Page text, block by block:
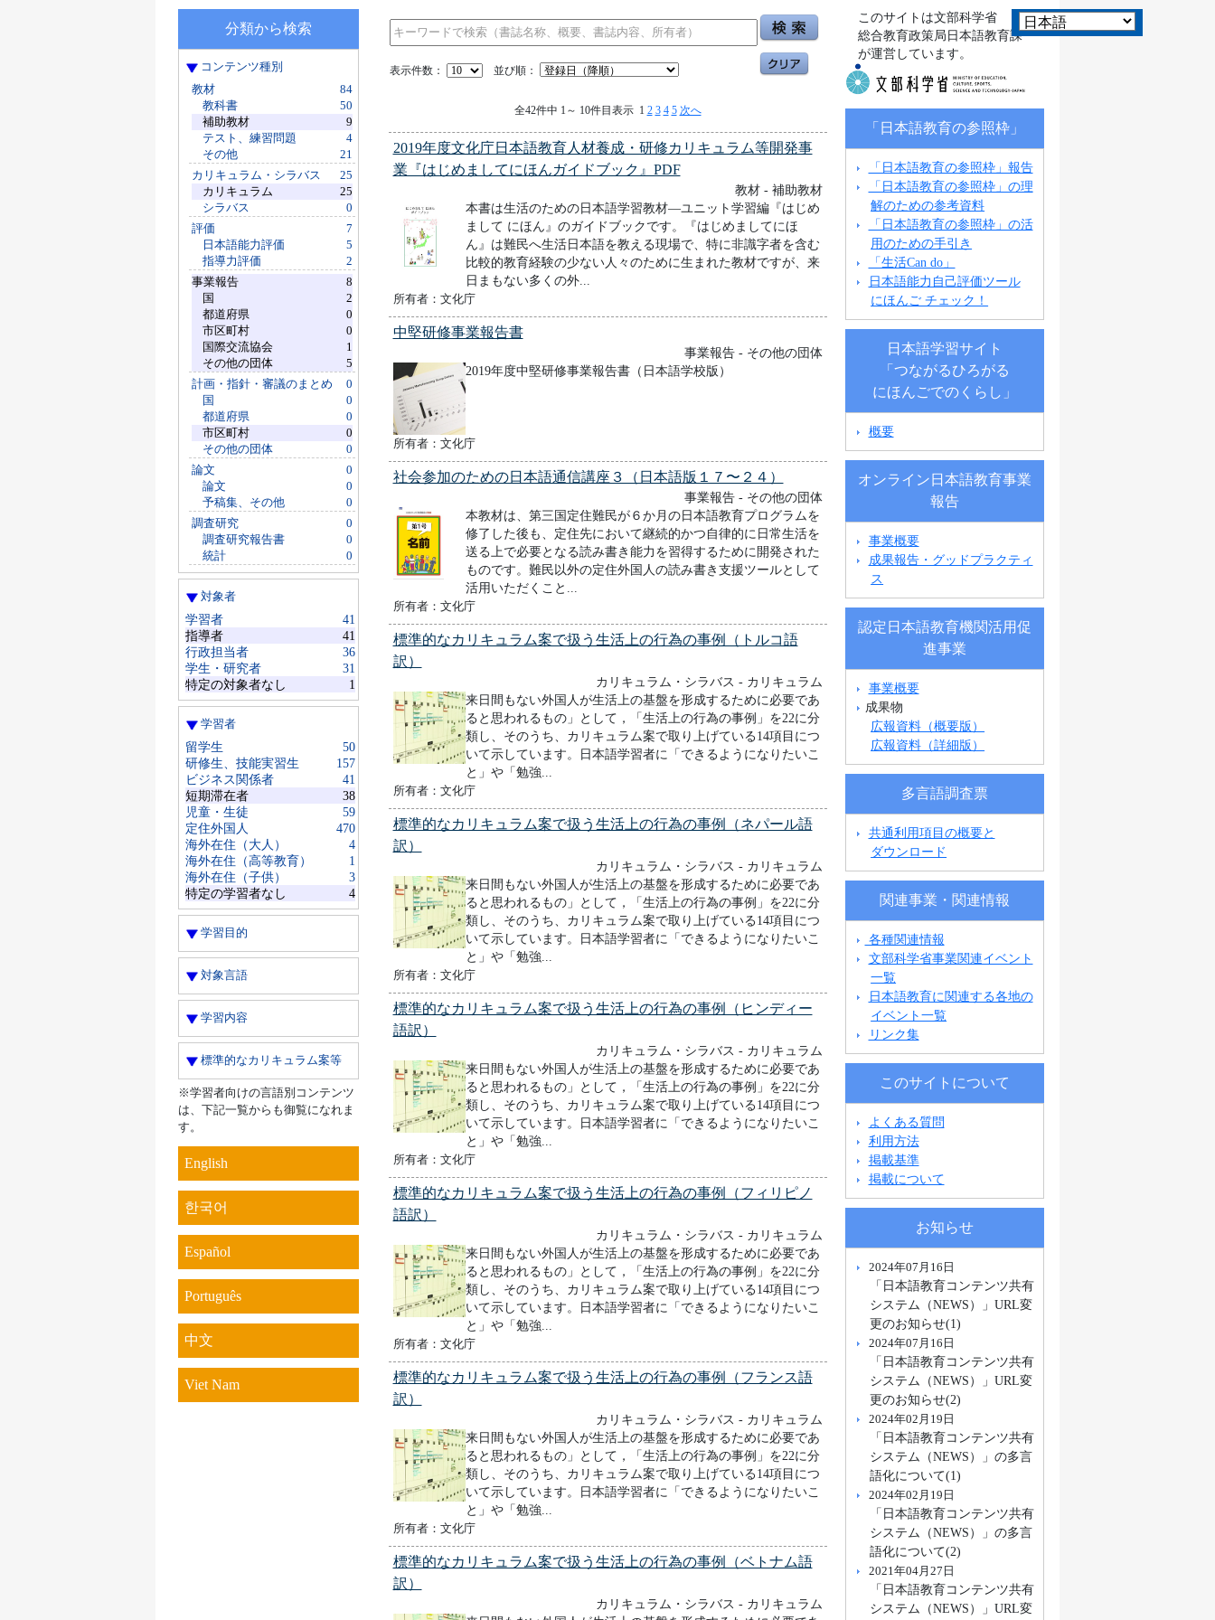
分類から検索
コンテンツ種別
教材
84
教科書
50
補助教材
9
テスト、練習問題
4
その他
21
カリキュラム・シラバス
25
カリキュラム
25
シラバス
0
評価
7
日本語能力評価
5
指導力評価
2
事業報告
8
国
2
都道府県
0
市区町村
0
国際交流協会
1
その他の団体
5
計画・指針・審議のまとめ
0
国
0
都道府県
0
市区町村
0
その他の団体
0
論文
0
論文
0
予稿集、その他
0
調査研究
0
調査研究報告書
0
統計
0
対象者
学習者
41
指導者
41
行政担当者
36
学生・研究者
31
特定の対象者なし
1
学習者
留学生
50
研修生、技能実習生
157
ビジネス関係者
41
短期滞在者
38
児童・生徒
59
定住外国人
470
海外在住（大人）
4
海外在住（高等教育）
1
海外在住（子供）
3
特定の学習者なし
4
学習目的
対象言語
学習内容
標準的なカリキュラム案等
※学習者向けの言語別コンテンツ
は、下記一覧からも御覧になれま
す。
English
한국어
Español
Português
中文
Viet Nam
表示件数： 並び順：
全42件中 1～ 10件目表示 1 2 3 4 5 次へ
2019年度文化庁日本語教育人材養成・研修カリキュラム等開発事
業『はじめましてにほんガイドブック』PDF
教材 - 補助教材
本書は生活のための日本語学習教材―ユニット学習編『はじめ
まして にほん』のガイドブックです。『はじめましてにほ
ん』は難民へ生活日本語を教える現場で、特に非識字者を含む
比較的教育経験の少ない人々のために生まれた教材ですが、来
日まもない多くの外...
所有者：文化庁
中堅研修事業報告書
事業報告 - その他の団体
2019年度中堅研修事業報告書（日本語学校版）
所有者：文化庁
社会参加のための日本語通信講座３（日本語版１７〜２４）
事業報告 - その他の団体
本教材は、第三国定住難民が６か月の日本語教育プログラムを
修了した後も、定住先において継続的かつ自律的に日常生活を
送る上で必要となる読み書き能力を習得するために開発された
ものです。難民以外の定住外国人の読み書き支援ツールとして
活用いただくこと...
所有者：文化庁
標準的なカリキュラム案で扱う生活上の行為の事例（トルコ語
訳）
カリキュラム・シラバス - カリキュラム
来日間もない外国人が生活上の基盤を形成するために必要であ
ると思われるもの」として，「生活上の行為の事例」を22に分
類し、そのうち、カリキュラム案で取り上げている14項目につ
いて示しています。日本語学習者に「できるようになりたいこ
と」や「勉強...
所有者：文化庁
標準的なカリキュラム案で扱う生活上の行為の事例（ネパール語
訳）
カリキュラム・シラバス - カリキュラム
来日間もない外国人が生活上の基盤を形成するために必要であ
ると思われるもの」として，「生活上の行為の事例」を22に分
類し、そのうち、カリキュラム案で取り上げている14項目につ
いて示しています。日本語学習者に「できるようになりたいこ
と」や「勉強...
所有者：文化庁
標準的なカリキュラム案で扱う生活上の行為の事例（ヒンディー
語訳）
カリキュラム・シラバス - カリキュラム
来日間もない外国人が生活上の基盤を形成するために必要であ
ると思われるもの」として，「生活上の行為の事例」を22に分
類し、そのうち、カリキュラム案で取り上げている14項目につ
いて示しています。日本語学習者に「できるようになりたいこ
と」や「勉強...
所有者：文化庁
標準的なカリキュラム案で扱う生活上の行為の事例（フィリピノ
語訳）
カリキュラム・シラバス - カリキュラム
来日間もない外国人が生活上の基盤を形成するために必要であ
ると思われるもの」として，「生活上の行為の事例」を22に分
類し、そのうち、カリキュラム案で取り上げている14項目につ
いて示しています。日本語学習者に「できるようになりたいこ
と」や「勉強...
所有者：文化庁
標準的なカリキュラム案で扱う生活上の行為の事例（フランス語
訳）
カリキュラム・シラバス - カリキュラム
来日間もない外国人が生活上の基盤を形成するために必要であ
ると思われるもの」として，「生活上の行為の事例」を22に分
類し、そのうち、カリキュラム案で取り上げている14項目につ
いて示しています。日本語学習者に「できるようになりたいこ
と」や「勉強...
所有者：文化庁
標準的なカリキュラム案で扱う生活上の行為の事例（ベトナム語
訳）
カリキュラム・シラバス - カリキュラム
このサイトは文部科学省
総合教育政策局日本語教育課
が運営しています。
「日本語教育の参照枠」
「日本語教育の参照枠」報告
「日本語教育の参照枠」の理
解のための参考資料
「日本語教育の参照枠」の活
用のための手引き
「生活Can do」
日本語能力自己評価ツール
にほんご チェック！
日本語学習サイト
「つながるひろがる
にほんごでのくらし」
概要
オンライン日本語教育事業
報告
事業概要
成果報告・グッドプラクティ
ス
認定日本語教育機関活用促
進事業
事業概要
成果物
広報資料（概要版）
広報資料（詳細版）
多言語調査票
共通利用項目の概要と
ダウンロード
関連事業・関連情報
各種関連情報
文部科学省事業関連イベント
一覧
日本語教育に関連する各地の
イベント一覧
リンク集
このサイトについて
よくある質問
利用方法
掲載基準
掲載について
お知らせ
2024年07月16日
「日本語教育コンテンツ共有
システム（NEWS）」URL変
更のお知らせ(1)
2024年07月16日
「日本語教育コンテンツ共有
システム（NEWS）」URL変
更のお知らせ(2)
2024年02月19日
「日本語教育コンテンツ共有
システム（NEWS）」の多言
語化について(1)
2024年02月19日
「日本語教育コンテンツ共有
システム（NEWS）」の多言
語化について(2)
2021年04月27日
「日本語教育コンテンツ共有
システム（NEWS）」URL変